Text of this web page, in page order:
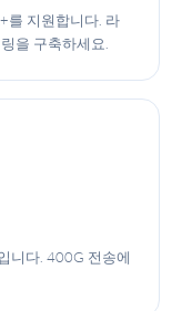
를 지원합니다. 라
을 구축하세요.
니다. 400G 전송에